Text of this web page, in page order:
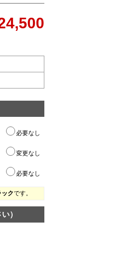
必要なし
変更なし
必要なし
ックです。
）